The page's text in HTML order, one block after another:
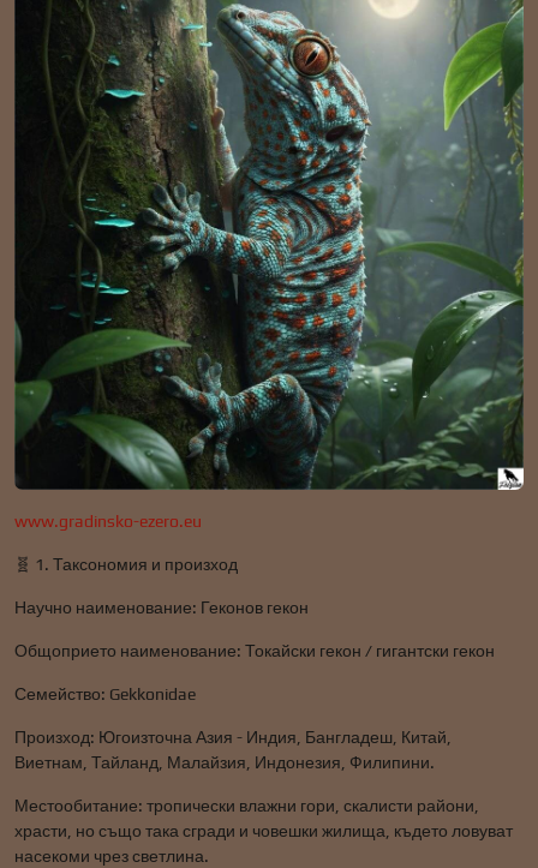
www.gradinsko-ezero.eu
🧬 1. Таксономия и произход
Научно наименование: Геконов гекон
Общоприето наименование: Токайски гекон / гигантски гекон
Семейство: Gekkonidae
Произход: Югоизточна Азия - Индия, Бангладеш, Китай,
Виетнам, Тайланд, Малайзия, Индонезия, Филипини.
Местообитание: тропически влажни гори, скалисти райони,
храсти, но също така сгради и човешки жилища, където ловуват
насекоми чрез светлина.